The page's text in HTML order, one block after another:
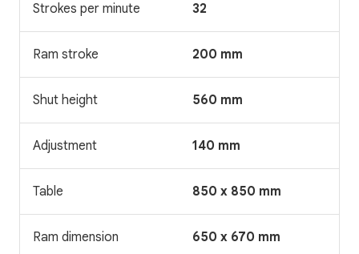
Strokes per minute 32
Ram stroke 200 mm
Shut height 560 mm
Adjustment 140 mm
Table 850 x 850 mm
Ram dimension 650 x 670 mm